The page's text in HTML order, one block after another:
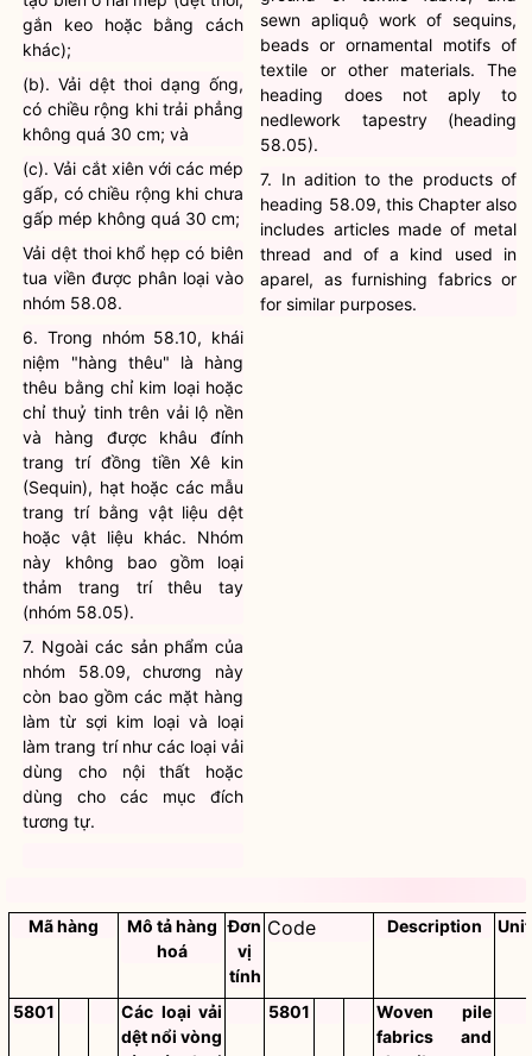
gắn keo hoặc bằng cách
khác);
(b). Vải dệt thoi dạng ống,
có chiều rộng khi trải phẳng
không quá 30 cm; và
(c). Vải cắt xiên với các mép
gấp, có chiều rộng khi chưa
gấp mép không quá 30 cm;
Vải dệt thoi khổ hẹp có biên
tua viền được phân loại vào
nhóm 58.08.
6. Trong nhóm 58.10, khái
niệm "hàng thêu" là hàng
thêu bằng chỉ kim loại hoặc
chỉ thuỷ tinh trên vải lộ nền
và hàng được khâu đính
trang trí đồng tiền Xê kin
(Sequin), hạt hoặc các mẫu
trang trí bằng vật liệu dệt
hoặc vật liệu khác. Nhóm
này không bao gồm loại
thảm trang trí thêu tay
(nhóm 58.05).
7. Ngoài các sản phẩm của
nhóm 58.09, chương này
còn bao gồm các mặt hàng
làm từ sợi kim loại và loại
làm trang trí như các loại vải
dùng cho nội thất hoặc
dùng cho các mục đích
tương tự.
sewn apliquộ work of sequins,
beads or ornamental motifs of
textile or other materials. The
heading does not aply to
nedlework tapestry (heading
58.05).
7. In adition to the products of
heading 58.09, this Chapter also
includes articles made of metal
thread and of a kind used in
aparel, as furnishing fabrics or
for similar purposes.
Mã hàng
Mô tả hàng
hoá
Đơn
vị
tính
Code Description Unit
5801
Các loại vải
dệt nổi vòng
5801
Woven pile
fabrics and